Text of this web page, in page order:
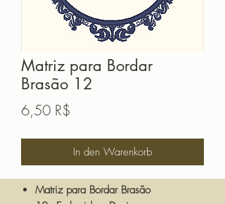
Matriz para Bordar
Brasão 12
6,50 R$
In den Warenkorb
Matriz para Bordar Brasão